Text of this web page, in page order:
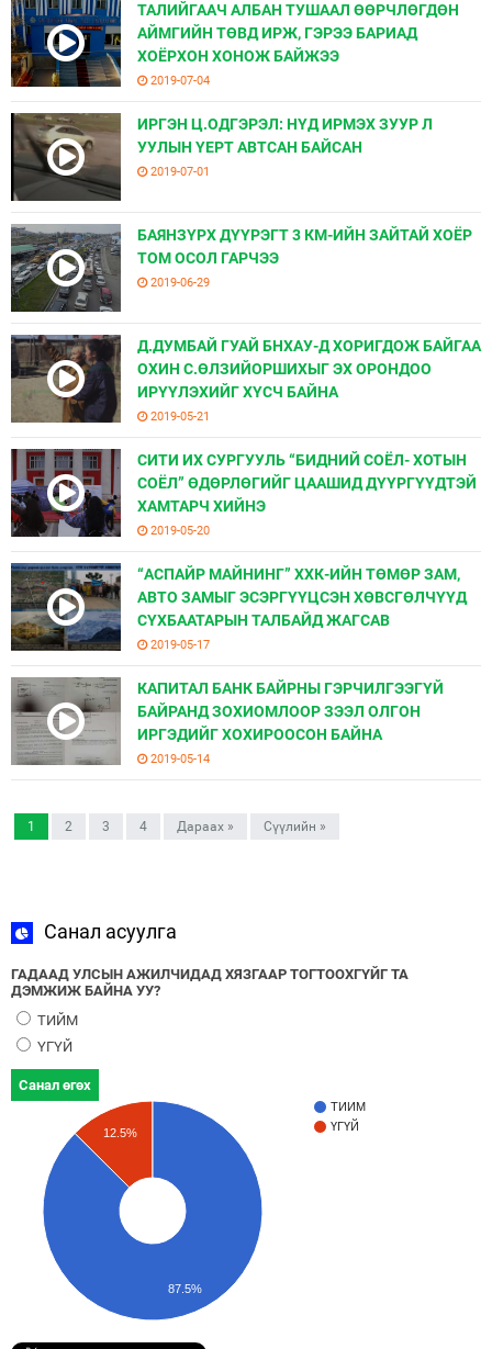
ТАЛИЙГААЧ АЛБАН ТУШААЛ ӨӨРЧЛӨГДӨН
АЙМГИЙН ТӨВД ИРЖ, ГЭРЭЭ БАРИАД
ХОЁРХОН ХОНОЖ БАЙЖЭЭ
2019-07-04
ИРГЭН Ц.ОДГЭРЭЛ: НҮД ИРМЭХ ЗУУР Л
УУЛЫН ҮЕРТ АВТСАН БАЙСАН
2019-07-01
БАЯНЗҮРХ ДҮҮРЭГТ 3 КМ-ИЙН ЗАЙТАЙ ХОЁР
ТОМ ОСОЛ ГАРЧЭЭ
2019-06-29
Д.ДУМБАЙ ГУАЙ БНХАУ-Д ХОРИГДОЖ БАЙГАА
ОХИН С.ӨЛЗИЙОРШИХЫГ ЭХ ОРОНДОО
ИРҮҮЛЭХИЙГ ХҮСЧ БАЙНА
2019-05-21
СИТИ ИХ СУРГУУЛЬ “БИДНИЙ СОЁЛ- ХОТЫН
СОЁЛ” ӨДӨРЛӨГИЙГ ЦААШИД ДҮҮРГҮҮДТЭЙ
ХАМТАРЧ ХИЙНЭ
2019-05-20
“АСПАЙР МАЙНИНГ” ХХК-ИЙН ТӨМӨР ЗАМ,
АВТО ЗАМЫГ ЭСЭРГҮҮЦСЭН ХӨВСГӨЛЧҮҮД
СҮХБААТАРЫН ТАЛБАЙД ЖАГСАВ
2019-05-17
КАПИТАЛ БАНК БАЙРНЫ ГЭРЧИЛГЭЭГҮЙ
БАЙРАНД ЗОХИОМЛООР ЗЭЭЛ ОЛГОН
ИРГЭДИЙГ ХОХИРООСОН БАЙНА
2019-05-14
1 2 3 4 Дараах » Сүүлийн »
Санал асуулга
ГАДААД УЛСЫН АЖИЛЧИДАД ХЯЗГААР ТОГТООХГҮЙГ ТА
ДЭМЖИЖ БАЙНА УУ?
ТИЙМ
ҮГҮЙ
Санал өгөх
ТИЙМ
ҮГҮЙ
12.5%
87.5%